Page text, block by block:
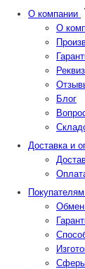
О компании
О
Блог
Доставка и
Покупателям
Обмен